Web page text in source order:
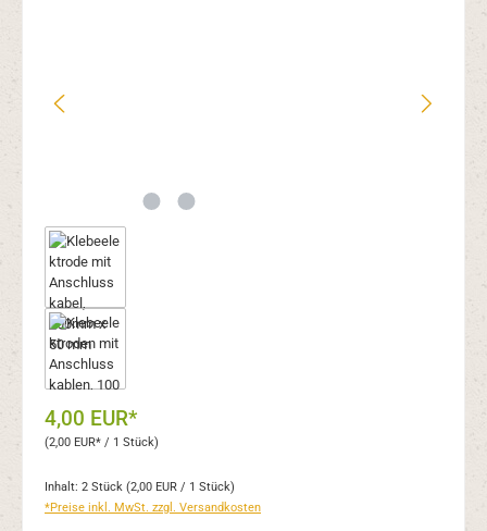
4,00 EUR*
(2,00 EUR* / 1 Stück)
Inhalt: 2 Stück (2,00 EUR / 1 Stück)
*Preise inkl. MwSt. zzgl. Versandkosten